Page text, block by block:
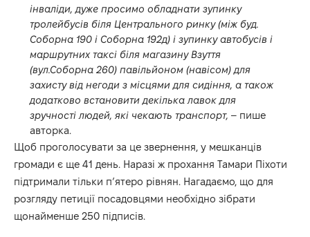
інваліди, дуже просимо обладнати зупинку
тролейбусів біля Центрального ринку (між буд.
Соборна 190 і Соборна 192д) і зупинку автобусів і
маршрутних таксі біля магазину Взуття
(вул.Соборна 260) павільйоном (навісом) для
захисту від негоди з місцями для сидіння, а також
додатково встановити декілька лавок для
зручності людей, які чекають транспорт, – пише
авторка.
Щоб проголосувати за це звернення, у мешканців
громади є ще 41 день. Наразі ж прохання Тамари Піхоти
підтримали тільки п’ятеро рівнян. Нагадаємо, що для
розгляду петиції посадовцями необхідно зібрати
щонайменше 250 підписів.